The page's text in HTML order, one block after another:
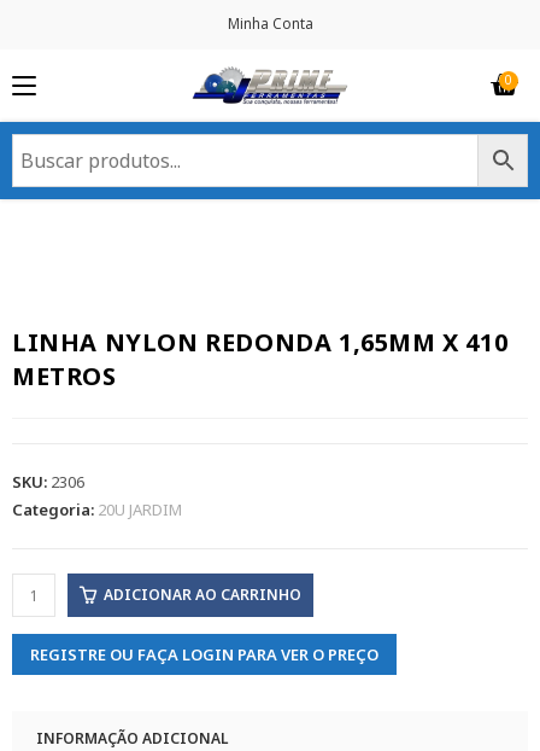
Minha Conta
LINHA NYLON REDONDA 1,65MM X 410
METROS
SKU: 2306
Categoria: 20U JARDIM
ADICIONAR AO CARRINHO
REGISTRE OU FAÇA LOGIN PARA VER O PREÇO
INFORMAÇÃO ADICIONAL